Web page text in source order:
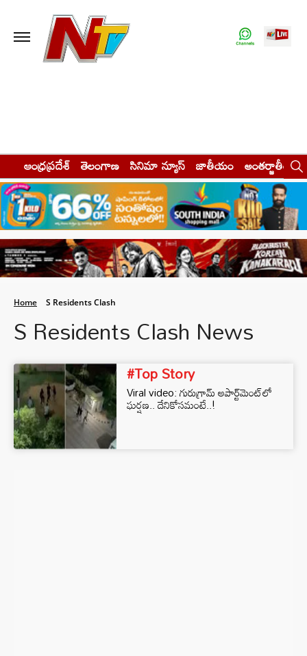
ఆంధ్రప్రదేశ్ తెలంగాణ సినిమా న్యూస్ జాతీయం అంతర్జాతీయం
Home S Residents Clash
S Residents Clash News
#Top Story
Viral video: గురుగ్రామ్ అపార్ట్‌మెంట్‌లో
ఘర్షణ.. దేనికోసమంటే..!